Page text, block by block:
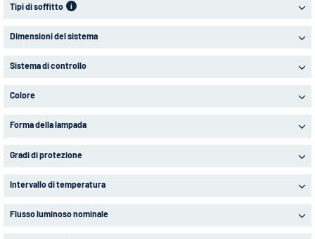
Tipi di soffitto i
Dimensioni del sistema
Sistema di controllo
Colore
Forma della lampada
Gradi di protezione
Intervallo di temperatura
Flusso luminoso nominale